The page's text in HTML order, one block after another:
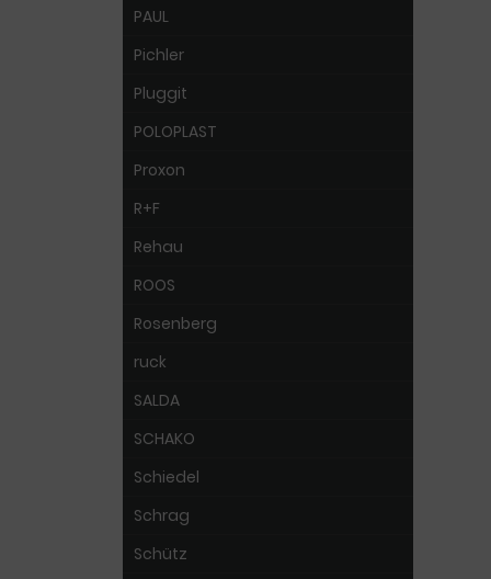
PAUL
Pichler
Pluggit
POLOPLAST
Proxon
R+F
Rehau
ROOS
Rosenberg
ruck
SALDA
SCHAKO
Schiedel
Schrag
Schütz